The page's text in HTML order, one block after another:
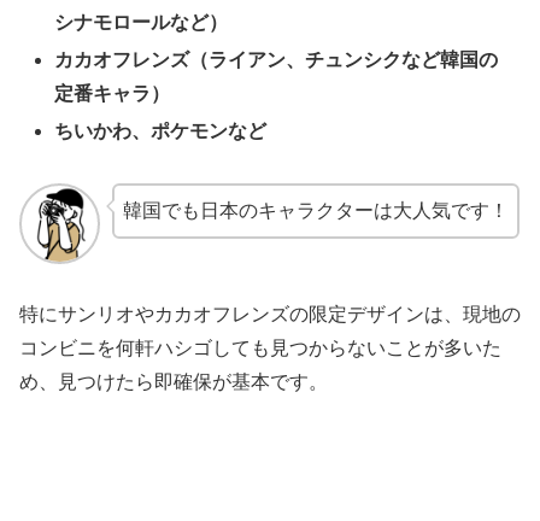
シナモロールなど）
カカオフレンズ（ライアン、チュンシクなど韓国の
定番キャラ）
ちいかわ、ポケモンなど
韓国でも日本のキャラクターは大人気です！
特にサンリオやカカオフレンズの限定デザインは、現地の
コンビニを何軒ハシゴしても見つからないことが多いた
め、見つけたら即確保が基本です。